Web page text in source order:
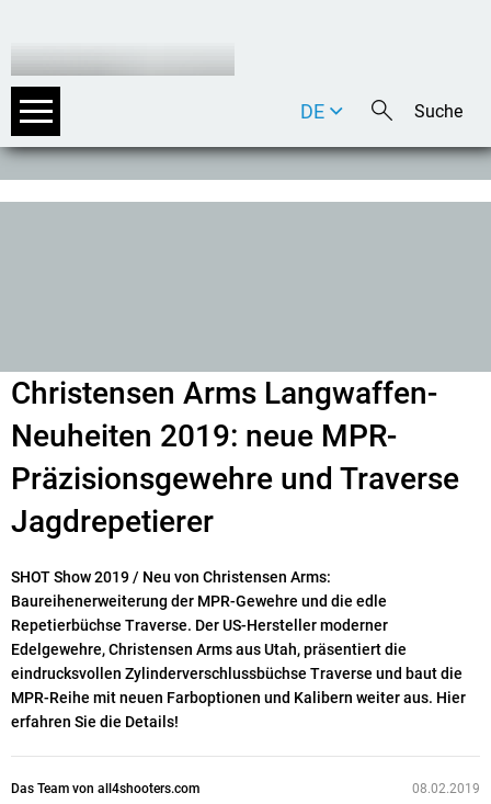
DE
EN
Christensen Arms Langwaffen-
Neuheiten 2019: neue MPR-
Präzisionsgewehre und Traverse
Jagdrepetierer
SHOT Show 2019 / Neu von Christensen Arms:
Baureihenerweiterung der MPR-Gewehre und die edle
Repetierbüchse Traverse. Der US-Hersteller moderner
Edelgewehre, Christensen Arms aus Utah, präsentiert die
eindrucksvollen Zylinderverschlussbüchse Traverse und baut die
MPR-Reihe mit neuen Farboptionen und Kalibern weiter aus. Hier
erfahren Sie die Details!
Das Team von all4shooters.com 08.02.2019